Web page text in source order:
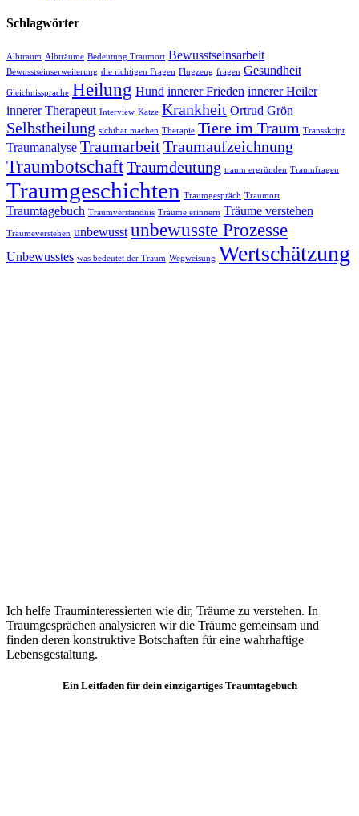
Schlagwörter
Albtraum Albträume Bedeutung Traumort Bewusstseinsarbeit
Bewusstseinserweiterung die richtigen Fragen Flugzeug fragen Gesundheit
Gleichnissprache Heilung Hund innerer Frieden innerer Heiler
innerer Therapeut Interview Katze Krankheit Ortrud Grön
Selbstheilung sichtbar machen Therapie Tiere im Traum Transskript
Traumanalyse TraumarbeitTraumaufzeichnung
TraumbotschaftTraumdeutung traum ergründen Traumfragen
Traumgeschichten Traumgespräch Traumort
Traumtagebuch Traumverständnis Träume erinnern Träume verstehen
Träumeverstehen unbewusst unbewusste Prozesse
Unbewusstes was bedeutet der Traum Wegweisung Wertschätzung
Ich helfe Trauminteressierten wie dir, Träume zu verstehen. In
Traumgesprächen analysieren wir die Träume gemeinsam und
finden deren konstruktive Botschaften für eine wahrhaftige
Lebensgestaltung.
Ein Leitfaden für dein einzigartiges Traumtagebuch